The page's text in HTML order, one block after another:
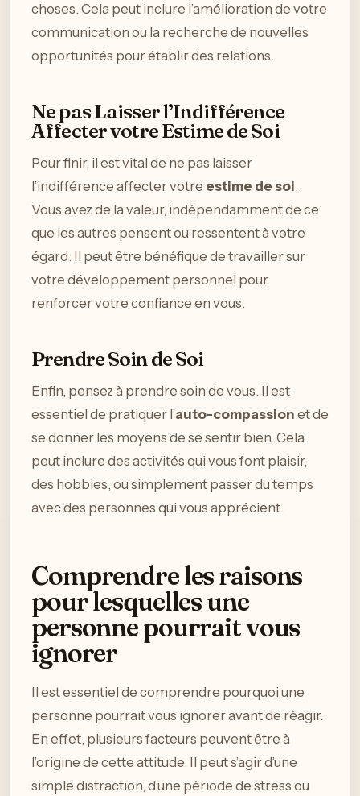
choses. Cela peut inclure l’amélioration de votre
communication ou la recherche de nouvelles
opportunités pour établir des relations.
Ne pas Laisser l’Indifférence
Affecter votre Estime de Soi
Pour finir, il est vital de ne pas laisser
l’indifférence affecter votre estime de soi.
Vous avez de la valeur, indépendamment de ce
que les autres pensent ou ressentent à votre
égard. Il peut être bénéfique de travailler sur
votre développement personnel pour
renforcer votre confiance en vous.
Prendre Soin de Soi
Enfin, pensez à prendre soin de vous. Il est
essentiel de pratiquer l’auto-compassion et de
se donner les moyens de se sentir bien. Cela
peut inclure des activités qui vous font plaisir,
des hobbies, ou simplement passer du temps
avec des personnes qui vous apprécient.
Comprendre les raisons
pour lesquelles une
personne pourrait vous
ignorer
Il est essentiel de comprendre pourquoi une
personne pourrait vous ignorer avant de réagir.
En effet, plusieurs facteurs peuvent être à
l’origine de cette attitude. Il peut s’agir d’une
simple distraction, d’une période de stress ou